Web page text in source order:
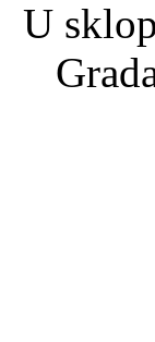
U